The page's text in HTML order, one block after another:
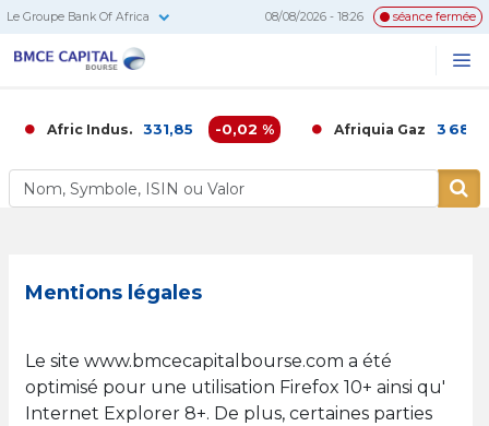
Le Groupe Bank Of Africa 08/08/2026 - 18:26 séance fermée
Afric Indus. 331,85 -0,02 % Afriquia Gaz 3 680,00
Mentions légales
Le site www.bmcecapitalbourse.com a été
optimisé pour une utilisation Firefox 10+ ainsi qu'
Internet Explorer 8+. De plus, certaines parties